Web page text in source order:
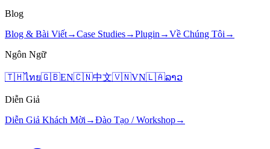
Blog
Blog & Bài Viết→Case Studies→Plugin →Về Chúng Tôi →
Ngôn Ngữ
🇹🇭ไทย🇬🇧EN🇨🇳中文🇻🇳VN🇱🇦ລາວ
Diễn Giả
Diễn Giả Khách Mời →Đào Tạo / Workshop→